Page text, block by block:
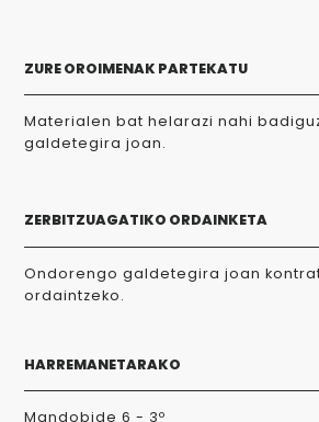
ZURE OROIMENAK PARTEKATU
Materialen bat helarazi nahi
galdetegira joan.
ZERBITZUAGATIKO ORDAINKETA
Ondorengo galdetegira joan
ordaintzeko.
HARREMANETARAKO
Mandobide 6 - 3º